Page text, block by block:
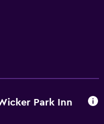
Park Inn